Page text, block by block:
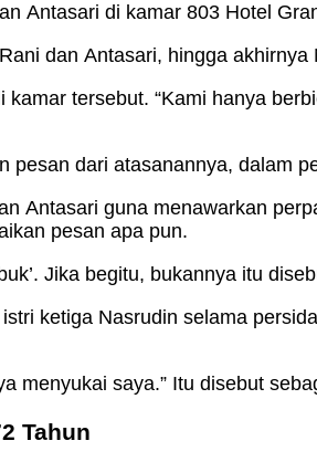
Antasari di kamar 803 Hotel
dan Antasari, hingga
tersebut. “Kami hanya
dari atasanannya, dalam
Antasari guna menawarkan
pesan apa pun.
Jika begitu, bukannya itu
ketiga Nasrudin selama
menyukai saya.” Itu disebut
Tahun